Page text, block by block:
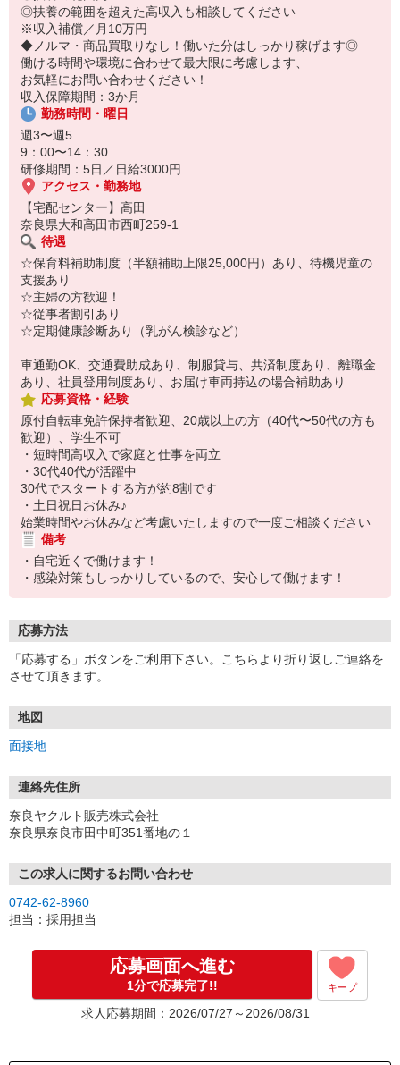
8:20 宅配センターに到着、お届けの準備
8:30 朝礼が終わったら出発
13:00 お届け修了、翌日準備、集計作業
14:30お仕事修了
☆ココがPoint☆
・保育料補助制度があります！
・家事・夕食の支度なども余裕をもってできます！
◎扶養の範囲を超えた高収入も相談してください
※収入補償／月10万円
◆ノルマ・商品買取りなし！働いた分はしっかり稼げます◎
働ける時間や環境に合わせて最大限に考慮します、
お気軽にお問い合わせください！
収入保障期間：3か月
勤務時間・曜日
週3〜週5
9：00〜14：30
研修期間：5日／日給3000円
アクセス・勤務地
【宅配センター】高田
奈良県大和高田市西町259-1
待遇
☆保育料補助制度（半額補助上限25,000円）あり、待機児童の
支援あり
☆主婦の方歓迎！
☆従事者割引あり
☆定期健康診断あり（乳がん検診など）
車通勤OK、交通費助成あり、制服貸与、共済制度あり、離職金
あり、社員登用制度あり、お届け車両持込の場合補助あり
応募資格・経験
原付自転車免許保持者歓迎、20歳以上の方（40代〜50代の方も
歓迎）、学生不可
・短時間高収入で家庭と仕事を両立
・30代40代が活躍中
30代でスタートする方が約8割です
・土日祝日お休み♪
始業時間やお休みなど考慮いたしますので一度ご相談ください
備考
・自宅近くで働けます！
・感染対策もしっかりしているので、安心して働けます！
応募方法
「応募する」ボタンをご利用下さい。こちらより折り返しご連絡を
させて頂きます。
地図
面接地
連絡先住所
奈良ヤクルト販売株式会社
奈良県奈良市田中町351番地の１
この求人に関するお問い合わせ
0742-62-8960
担当：採用担当
応募画面へ進む
1分で応募完了!! キープ
求人応募期間：2026/07/27～2026/08/31